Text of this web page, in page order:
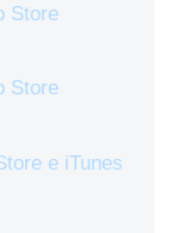
Store
Store
e iTunes